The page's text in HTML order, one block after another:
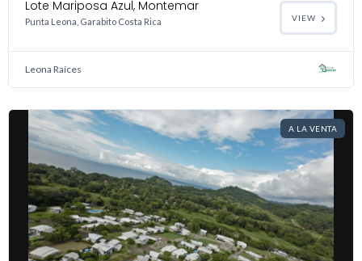
Lote Mariposa Azul, Montemar
Punta Leona, Garabito Costa Rica VIEW
Leona Raíces
A LA VENTA